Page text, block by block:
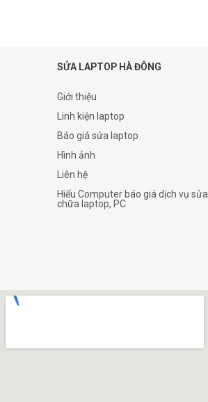
SỬA LAPTOP HÀ ĐÔNG
Giới thiệu
Linh kiện laptop
Báo giá sửa laptop
Hình ảnh
Liên hệ
Hiếu Computer báo giá dịch vụ sửa
chữa laptop, PC